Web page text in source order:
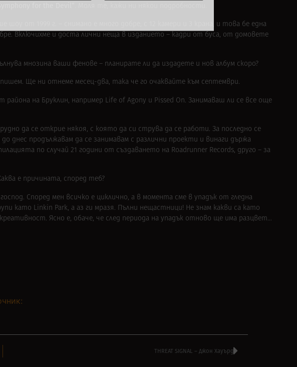
шоу от 1999 г. – снимано е много добре, с 12 камери и 3 крана, и това бе една
Включихме и доста лични неща в изданието – кадри от буса, от домовете
мнозина ваши фенове – планирате ли да издадете и нов албум скоро?
Ще ни отнеме месец-два, така че го очаквайте към септември.
на Бруклин, например Life of Agony и Pissed On. Занимаваш ли се все още
да се открие някоя, с която да си струва да се работи. За последно се
днес продължавам да се занимавам с различни проекти и винаги държа
по случай 21 години от създаването на Roadrunner Records, друго – за
е причината, според теб?
Според мен всичко е циклично, а в момента сме в упадък от гледна
като Linkin Park, а аз ги мразя. Пълни нещастници! Не знам какви са като
Ясно е, обаче, че след периода на упадък отново ще има разцвет…
THREAT SIGNAL – Джон Хауърд